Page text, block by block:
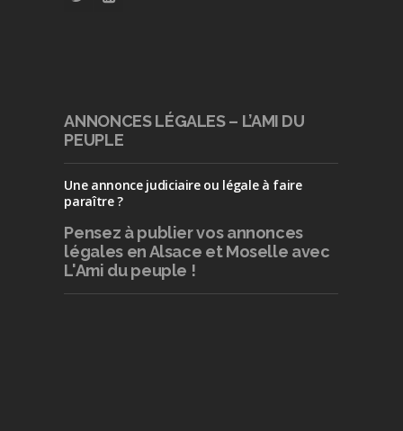
ANNONCES LÉGALES – L’AMI DU
PEUPLE
Une annonce judiciaire ou légale à faire
paraître ?
Pensez à publiervos annonces
légales en Alsace et Moselle avec
L'Ami du peuple !